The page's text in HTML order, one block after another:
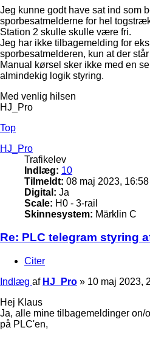
Jeg kunne godt have sat ind som
sporbesatmelderne for hel
Station 2 skulle skulle være fri.
Jeg har ikke tilbagemelding for
sporbesatmelderen, kun at der står
Manual kørsel sker ikke med en
almindekig logik styring.
Med venlig hilsen
HJ_Pro
Top
HJ_Pro
Trafikelev
Indlæg: 10
Tilmeldt: 08 maj 2023, 16:58
Digital: Ja
Scale: H0 - 3-rail
Skinnesystem: Märklin C
Re: PLC telegram styring
Citer
Indlæg af HJ_Pro » 10 maj 2023,
Hej Klaus
Ja, alle mine tilbagemeldinger on/
på PLC'en,